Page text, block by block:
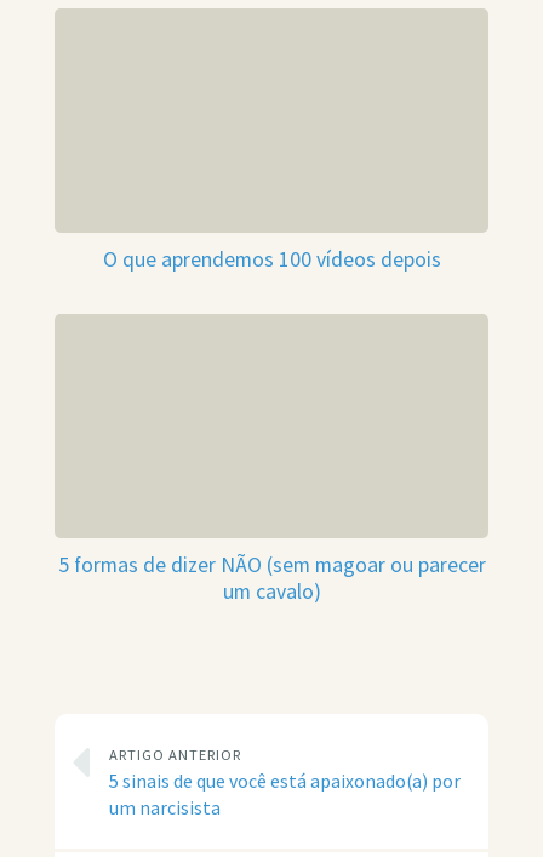
O que aprendemos 100 vídeos depois
5 formas de dizer NÃO (sem magoar ou parecer
um cavalo)
ARTIGO ANTERIOR
5 sinais de que você está apaixonado(a) por
um narcisista